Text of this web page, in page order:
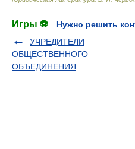
Игры ⚽
Нужно решить
УЧРЕДИТЕЛИ
ОБЩЕСТВЕННОГО
ОБЪЕДИНЕНИЯ